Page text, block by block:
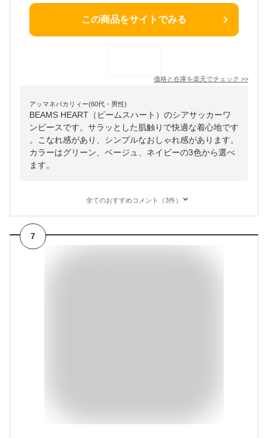
この商品をサイトでみる
価格と在庫を楽天でチェック >>
アッマネバカリィー(60代・男性)
BEAMS HEART（ビームスハート）のシアサッカーワ
ンピースです。サラッとした肌触りで快適な着心地です
。こなれ感があり、シンプルなおしゃれ感があります。
カラーはグリーン、ベージュ、ネイビーの3色から選べ
ます。
全てのおすすめコメント（3件）
7